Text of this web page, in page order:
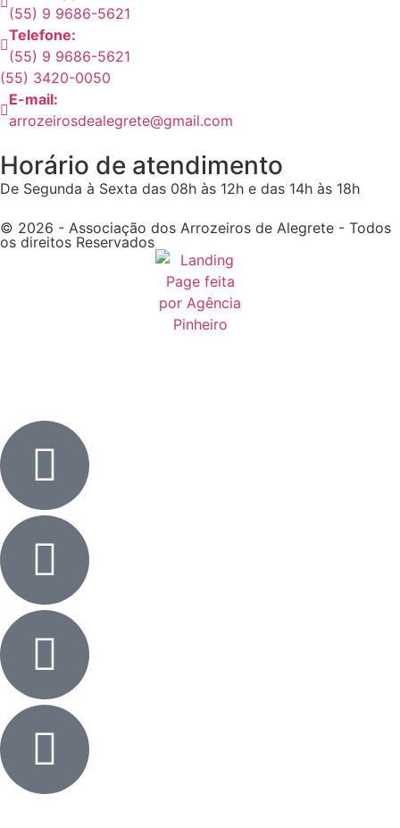
(55) 9 9686-5621
Telefone:
(55) 9 9686-5621
(55) 3420-0050
E-mail:
arrozeirosdealegrete@gmail.com
Horário de atendimento
De Segunda à Sexta das 08h às 12h e das 14h às 18h
© 2026 - Associação dos Arrozeiros de Alegrete - Todos
os direitos Reservados